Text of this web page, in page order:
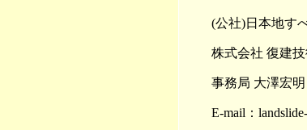
(公社)日本地す
株式会社 復建技
事務局 大澤宏明
E-mail：landslide-